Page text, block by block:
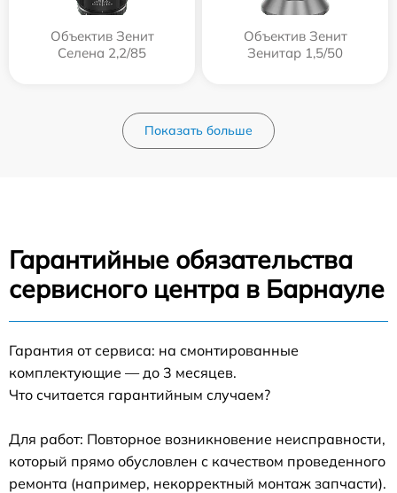
Объектив Зенит
Селена 2,2/85
Объектив Зенит
Зенитар 1,5/50
Показать больше
Гарантийные обязательства
сервисного центра в Барнауле
Гарантия от сервиса: на смонтированные
комплектующие — до 3 месяцев.
Что считается гарантийным случаем?
Для работ: Повторное возникновение неисправности,
который прямо обусловлен с качеством проведенного
ремонта (например, некорректный монтаж запчасти).